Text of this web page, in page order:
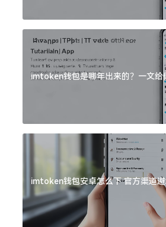
imtoken钱包是哪年出来的？一文给
imtoken钱包安卓怎么下 官方渠道